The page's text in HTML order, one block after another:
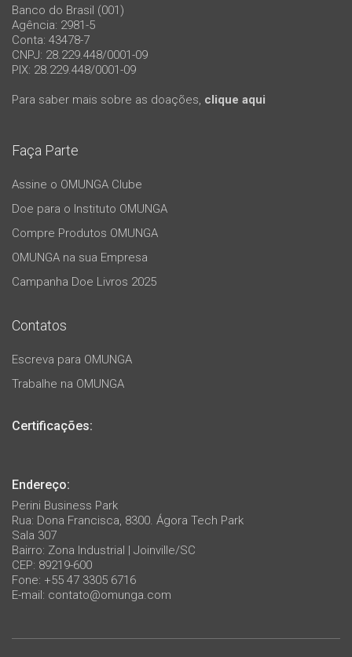
Banco do Brasil (001)
Agência: 2981-5
Conta: 43478-7
CNPJ: 28.229.448/0001-09
PIX: 28.229.448/0001-09
Para saber mais sobre as doações, clique aqui
Faça Parte
Assine o OMUNGA Clube
Doe para o Instituto OMUNGA
Compre Produtos OMUNGA
OMUNGA na sua Empresa
Campanha Doe Livros 2025
Contatos
Escreva para OMUNGA
Trabalhe na OMUNGA
Certificações:
Endereço:
Perini Business Park
Rua: Dona Francisca, 8300. Ágora Tech Park
Sala 307
Bairro: Zona Industrial | Joinville/SC
CEP: 89219-600
Fone: +55 47 3305 6716
E-mail: contato@omunga.com